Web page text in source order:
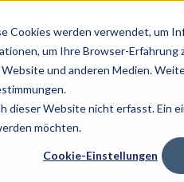
werden verwendet, um
um Ihre Browser-Erfahrung
und anderen Medien.
dieser Website nicht erfasst. Ein
möchten.
Cookie-Einstellungen